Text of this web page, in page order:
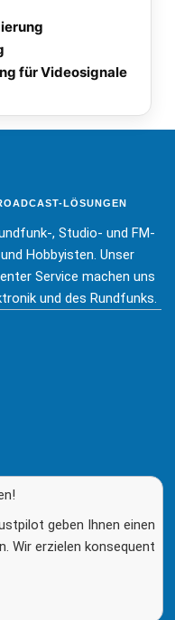
für Videosignale
LÖSUNGEN
, Studio- und FM-
Hobbyisten. Unser
Service machen uns
und des Rundfunks.
geben Ihnen einen
Wir erzielen konsequent